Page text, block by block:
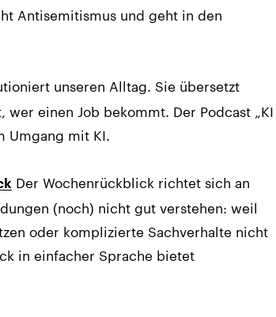
Antisemitismus und geht in den
unseren Alltag. Sie übersetzt
einen Job bekommt. Der Podcast „KI
Umgang mit KI.
Der Wochenrückblick richtet sich an
(noch) nicht gut verstehen: weil
oder komplizierte Sachverhalte nicht
in einfacher Sprache bietet